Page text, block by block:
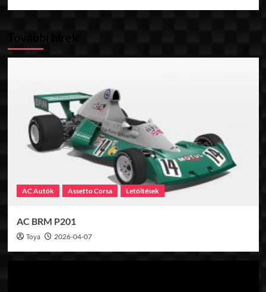
AC Autók Assetto Corsa Letöltések
AC BRM P201
Toya 2026-04-07